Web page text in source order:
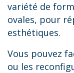
variété de
ovales, pour
esthétiques.
Vous pouvez
ou les